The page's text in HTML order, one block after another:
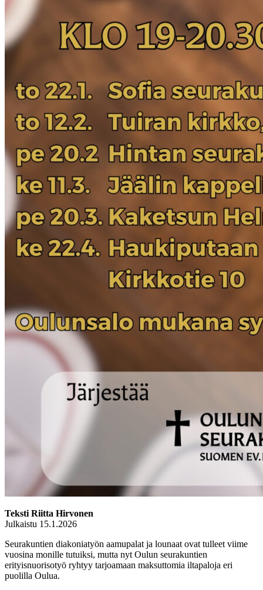
Teksti Riitta Hirvonen
Julkaistu 15.1.2026
Seurakuntien diakoniatyön aamupalat ja lounaat ovat tulleet viime
vuosina monille tutuiksi, mutta nyt Oulun seurakuntien
erityisnuorisotyö ryhtyy tarjoamaan maksuttomia iltapaloja eri
puolilla Oulua.